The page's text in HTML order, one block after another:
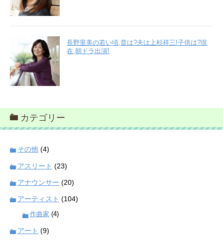
長野里美の若い頃,昔は?夫は上杉祥三!子供は?現
在,朝ドラ出演!
カテゴリー
その他 (4)
アスリート (23)
アナウンサー (20)
アーティスト (104)
作曲家 (4)
アート (9)